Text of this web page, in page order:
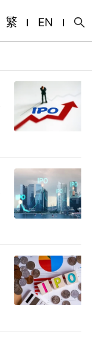
繁 EN